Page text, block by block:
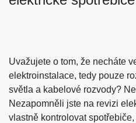
Uvažujete o tom, že necháte
elektroinstalace, tedy pouze
světla a kabelové rozvody?
Nezapomněli jste na revizi
vlastně kontrolovat